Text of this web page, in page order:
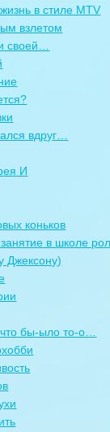
в стиле MTV
взлетом
своей…
вдруг…
И
коньков
в школе
Джексону)
бы-ыло то-о…